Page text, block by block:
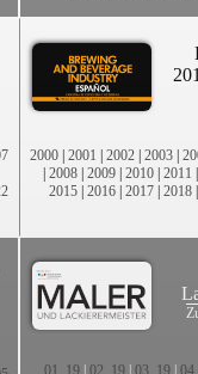
2000 | 2001 | 2002 | 2003 |
| 2008 | 2009 | 2010 | 2011 |
2015 | 2016 | 2017 | 2018 |
01_19| 02_19| 03_19|